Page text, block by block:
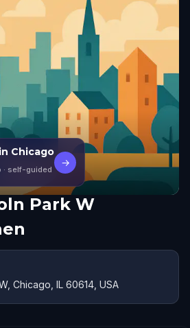
Chicago
· self-guided
→
Park W
Chicago, IL 60614, USA